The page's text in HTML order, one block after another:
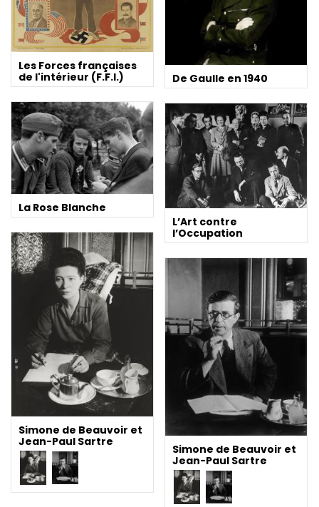
De Gaulle en 1940
Les Forces françaises
de l'intérieur (F.F.I.)
La Rose Blanche
L’Art contre
l’Occupation
Simone de Beauvoir et
Jean-Paul Sartre
Simone de Beauvoir et
Jean-Paul Sartre